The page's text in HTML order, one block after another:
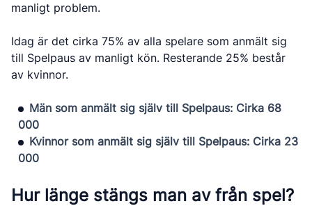
manligt problem.
Idag är det cirka 75% av alla spelare som anmält sig
till Spelpaus av manligt kön. Resterande 25% består
av kvinnor.
Män som anmält sig själv till Spelpaus: Cirka 68
000
Kvinnor som anmält sig själv till Spelpaus: Cirka 23
000
Hur länge stängs man av från spel?